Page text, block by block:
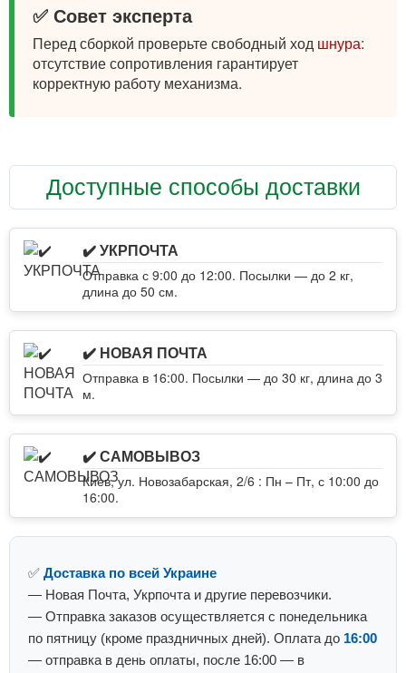
✅ Совет эксперта
Перед сборкой проверьте свободный ход шнура:
отсутствие сопротивления гарантирует
корректную работу механизма.
Доступные способы доставки
✔️ УКРПОЧТА
Отправка с 9:00 до 12:00. Посылки — до 2 кг,
длина до 50 см.
✔️ НОВАЯ ПОЧТА
Отправка в 16:00. Посылки — до 30 кг, длина до 3
м.
✔️ САМОВЫВОЗ
Киев, ул. Новозабарская, 2/6 : Пн – Пт, с 10:00 до
16:00.
✅ Доставка по всей Украине
— Новая Почта, Укрпочта и другие перевозчики.
— Отправка заказов осуществляется с понедельника
по пятницу (кроме праздничных дней). Оплата до 16:00
— отправка в день оплаты, после 16:00 — в